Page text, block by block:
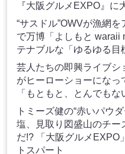
『大阪グルメEXPO』に
“サスドル”OWVが漁網
で万博「よしもと waraii
テナブルな「ゆるゆる目
芸人たちの即興ライブシ
がヒーローショーになっ
「もともと、とんでも
トミーズ健の“赤いパウ
塩、見取り図盛山のチ
だ!? 「大阪グルメEXPO
トスパート